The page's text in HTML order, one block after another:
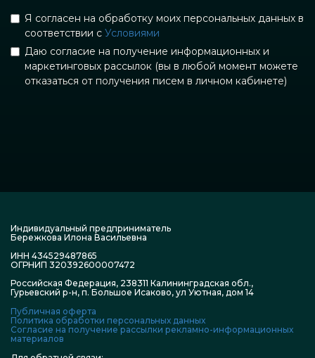
Я согласен на обработку моих персональных данных в
соответствии с Условиями
Даю согласие на получение информационных и
маркетинговых рассылок (вы в любой момент можете
отказаться от получения писем в личном кабинете)
Индивидуальный предприниматель
Бережкова Илона Васильевна
ИНН 434529487865
ОГРНИП 320392600007472
Российская Федерация, 238311 Калининградская обл.,
Гурьевский р-н, п. Большое Исаково, ул Уютная, дом 14
Публичная оферта
Политика обработки персональных данных
Согласие на получение рассылки рекламно-информационных
материалов